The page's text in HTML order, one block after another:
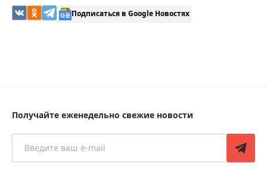
Подписаться в Google Новостях
Получайте еженедельно свежие новости